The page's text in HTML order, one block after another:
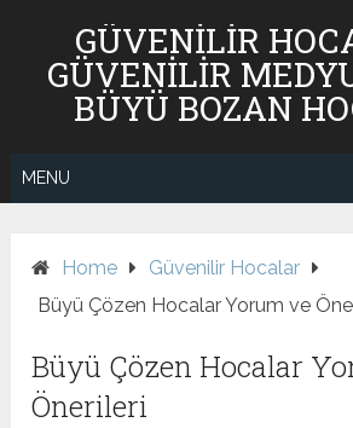
content
GÜVENILIR
GÜVENILIR
BÜYÜ BOZAN
MENU
Home
Güvenilir Hocalar
Büyü Çözen Hocalar Yorum ve
Büyü Çözen Hocalar
Önerileri